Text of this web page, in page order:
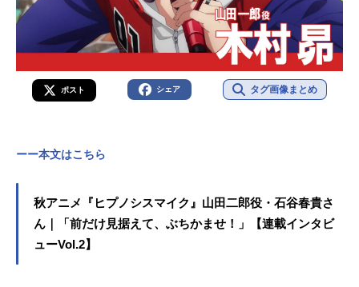
ポスト シェア タグ画像まとめ
ーー本文はこちら
秋アニメ『ヒプノシスマイク』山田二郎役・石谷春貴さ
ん｜「前だけ見据えて、ぶちかませ！」【連載インタビ
ューVol.2】